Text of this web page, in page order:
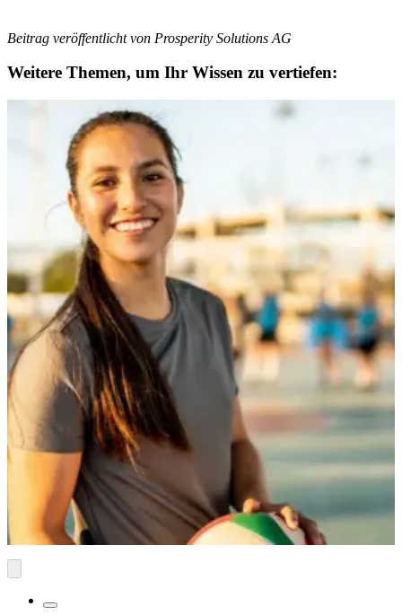
Beitrag veröffentlicht von Prosperity Solutions AG
Weitere Themen, um Ihr Wissen zu vertiefen:
Flexible Fondspolicen! So überzeugen Sie die
Generation Z
Junge Menschen wollen flexibel leben und sparen. Das geht
heutzutage per ETF-Depot – oder per Fondspolice.
Weiterlesen
Gut beraten! So haben Sie das Recht auf Ihrer
Seite
Manche Vermittler lassen sich von Haftungsrisiken
einschüchtern – andere lassen sich motivieren.
Weiterlesen
Die Jugend will's wissen! Transparente
Produkte im Trend
Eine Umfrage zeigt, wie wichtig jungen Kunden Offenheit ist
– für Makler bieten sich dadurch Chancen.
Weiterlesen